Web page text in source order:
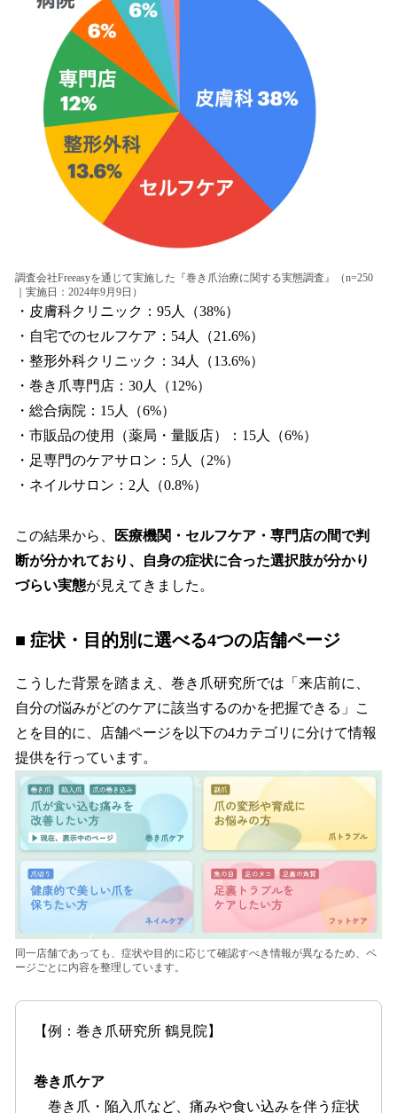
調査会社Freeasyを通じて実施した『巻き爪治療に関する実態調査』（n=250
｜実施日：2024年9月9日）
・皮膚科クリニック：95人（38%）
・自宅でのセルフケア：54人（21.6%）
・整形外科クリニック：34人（13.6%）
・巻き爪専門店：30人（12%）
・総合病院：15人（6%）
・市販品の使用（薬局・量販店）：15人（6%）
・足専門のケアサロン：5人（2%）
・ネイルサロン：2人（0.8%）
この結果から、
医療機関・セルフケア・専門店の間で判
断が分かれており、自身の症状に合った選択肢が分かり
づらい実態が見えてきました。
■ 症状・目的別に選べる4つの店舗ページ
こうした背景を踏まえ、巻き爪研究所では「来店前に、
自分の悩みがどのケアに該当するのかを把握できる」こ
とを目的に、店舗ページを以下の4カテゴリに分けて情報
提供を行っています。
同一店舗であっても、症状や目的に応じて確認すべき情報が異なるため、ペ
ージごとに内容を整理しています。
【例：巻き爪研究所 鶴見院】
巻き爪ケア
巻き爪・陥入爪など、痛みや食い込みを伴う症状